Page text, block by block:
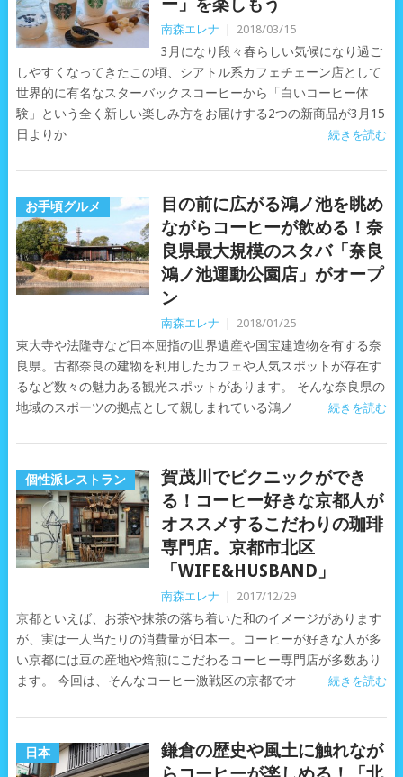
南森エレナ 2018/03/15
3月になり段々春らしい気候になり過ご
しやすくなってきたこの頃、シアトル系カフェチェーン店として
世界的に有名なスターバックスコーヒーから「白いコーヒー体
験」という全く新しい楽しみ方をお届けする2つの新商品が3月15
日よりか
続きを読む
お手頃グルメ
目の前に広がる鴻ノ池を眺め
ながらコーヒーが飲める！奈
良県最大規模のスタバ「奈良
鴻ノ池運動公園店」がオープ
ン
南森エレナ 2018/01/25
東大寺や法隆寺など日本屈指の世界遺産や国宝建造物を有する奈
良県。古都奈良の建物を利用したカフェや人気スポットが存在す
るなど数々の魅力ある観光スポットがあります。 そんな奈良県の
地域のスポーツの拠点として親しまれている鴻ノ
続きを読む
個性派レストラン
賀茂川でピクニックができ
る！コーヒー好きな京都人が
オススメするこだわりの珈琲
専門店。京都市北区
「WIFE&HUSBAND」
南森エレナ 2017/12/29
京都といえば、お茶や抹茶の落ち着いた和のイメージがあります
が、実は一人当たりの消費量が日本一。コーヒーが好きな人が多
い京都には豆の産地や焙煎にこだわるコーヒー専門店が多数あり
ます。 今回は、そんなコーヒー激戦区の京都でオ
続きを読む
日本
鎌倉の歴史や風土に触れなが